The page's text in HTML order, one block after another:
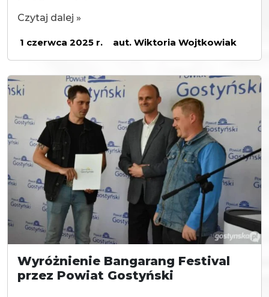
Czytaj dalej »
1 czerwca 2025 r. aut. Wiktoria Wojtkowiak
Wyróżnienie Bangarang Festival
przez Powiat Gostyński